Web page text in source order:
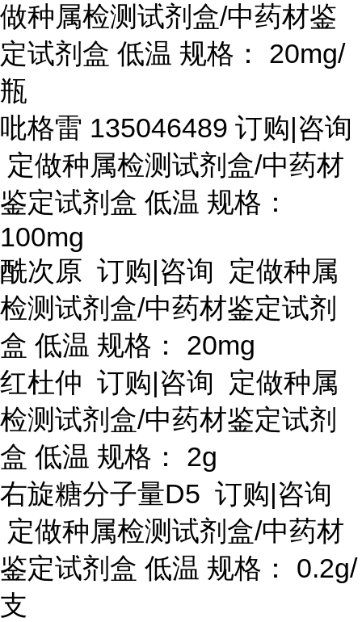
做种属检测试剂盒/中药材鉴
定试剂盒 低温 规格： 20mg/
瓶
吡格雷 135046489 订购|咨询
定做种属检测试剂盒/中药材
鉴定试剂盒 低温 规格：
100mg
酰次原 订购|咨询 定做种属
检测试剂盒/中药材鉴定试剂
盒 低温 规格： 20mg
红杜仲 订购|咨询 定做种属
检测试剂盒/中药材鉴定试剂
盒 低温 规格： 2g
右旋糖分子量D5 订购|咨询
定做种属检测试剂盒/中药材
鉴定试剂盒 低温 规格： 0.2g/
支